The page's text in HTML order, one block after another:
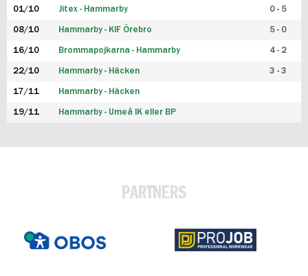
01/10 Jitex - Hammarby 0 - 5
08/10 Hammarby - KIF Örebro 5 - 0
16/10 Brommapojkarna - Hammarby 4 - 2
22/10 Hammarby - Häcken 3 - 3
17/11 Hammarby - Häcken
19/11 Hammarby - Umeå IK eller BP
PARTNERS